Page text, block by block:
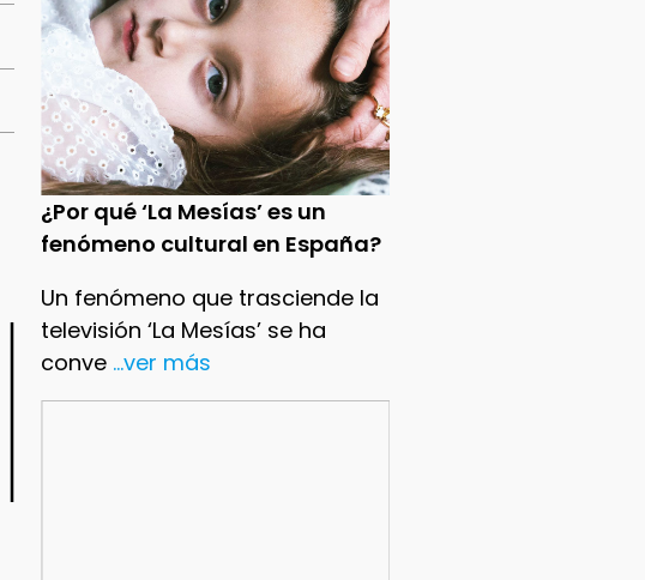
¿Por qué ‘La Mesías’ es un
fenómeno cultural en España?
Un fenómeno que trasciende la
televisión ‘La Mesías’ se ha
conve ...ver más